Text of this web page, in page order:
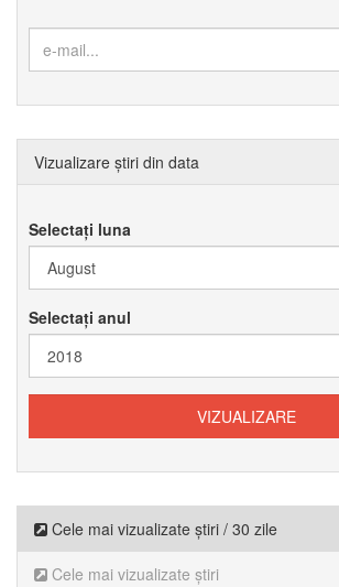
Vizualizare știri din data
Selectați luna
Selectați anul
Cele mai vizualizate știri / 30 zile
Cele mai vizualizate știri